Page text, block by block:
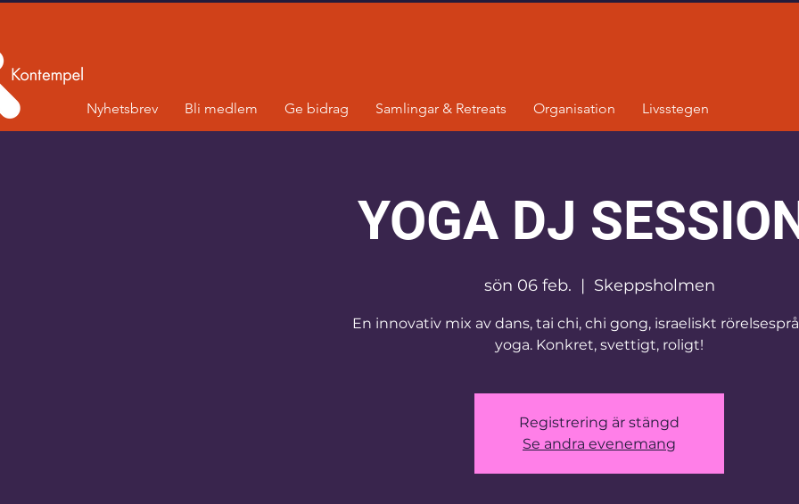
Nyhetsbrev Bli medlem Ge bidrag Samlingar & Retreats Organisation Livsstegen
YOGA DJ
sön 06 feb.
  |
Skeppsholmen
En innovativ mix av dans, tai chi, chi gong, israeliskt
yoga. Konkret, svettigt, roligt!
Registrering är stängd
Se andra evenemang